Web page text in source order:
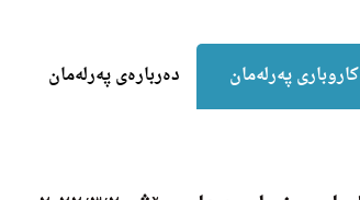
کاروباری پەرلەمان دەربارەی پەرلەمان